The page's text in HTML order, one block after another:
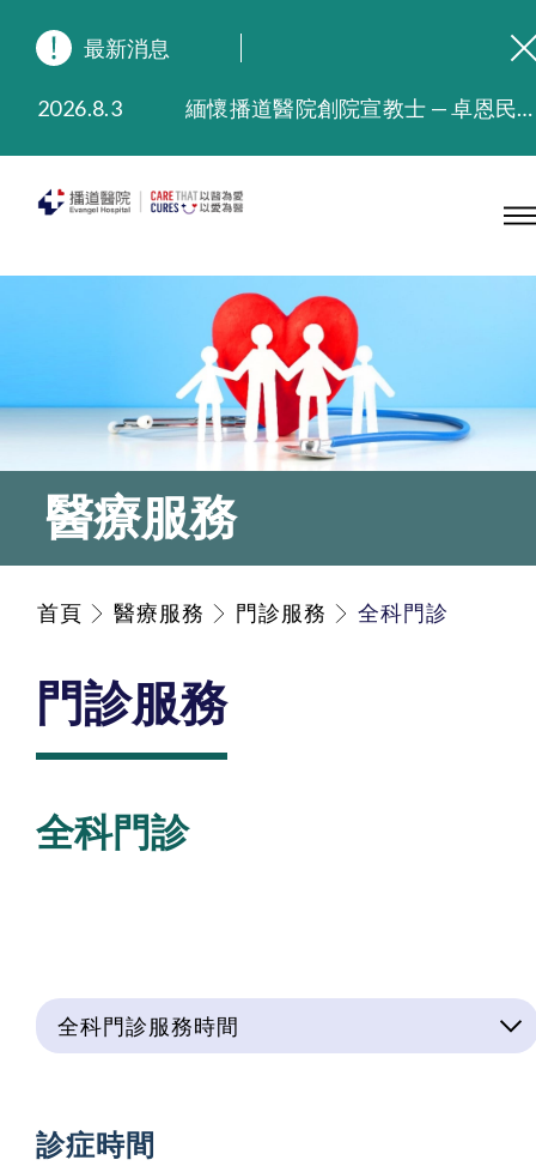
最新消息
2026.3.20
晚間門診服務延長至晚上11時
2025.8.4
播道醫院體檢服務獲客戶正面評價
醫療服務
首頁 醫療服務 門診服務 全科門診
門診服務
全科門診
全科門診服務時間
診症時間